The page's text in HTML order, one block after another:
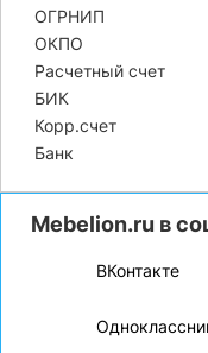
ОГРНИП
ОКПО
Расчетный счет
БИК
Корр.счет
Банк
Mebelion.ru в
ВКонтакте